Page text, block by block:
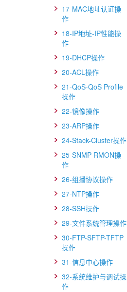
17-MAC地址认证操
作
18-IP地址-IP性能操
作
19-DHCP操作
20-ACL操作
21-QoS-QoS Profile
操作
22-镜像操作
23-ARP操作
24-Stack-Cluster操作
25-SNMP-RMON操
作
26-组播协议操作
27-NTP操作
28-SSH操作
29-文件系统管理操作
30-FTP-SFTP-TFTP
操作
31-信息中心操作
32-系统维护与调试操
作